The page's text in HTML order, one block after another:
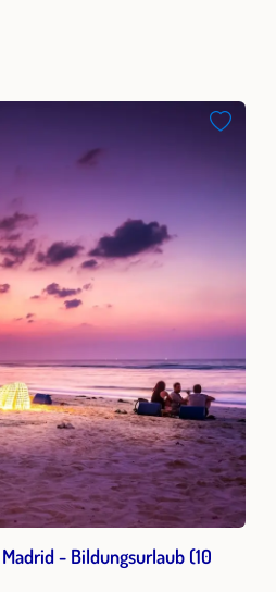
- Bildungsurlaub (10